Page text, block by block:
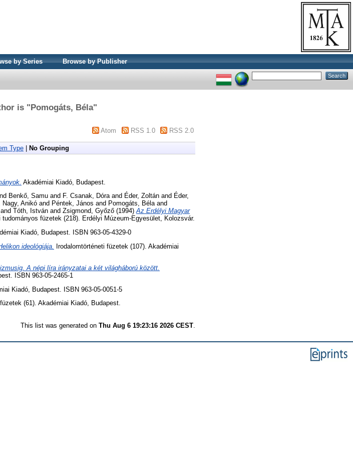
by Series Browse by Publisher
is "Pomogáts, Béla"
Atom RSS 1.0 RSS 2.0
Type No Grouping
Akadémiai Kiadó, Budapest.
Benkő, Samu and F. Csanak, Dóraand Éder, Zoltán and Éder,
Nagy, Anikó and Péntek, János and Pomogáts, Bélaand
Tóth, István and Zsigmond, Győző (1994)Az Erdélyi Magyar
tudományos füzetek (218). Erdélyi Múzeum-Egyesület, Kolozsvár.
Kiadó, Budapest. ISBN 963-05-4329-0
ideológiája.
Irodalomtörténeti füzetek (107). Akadémiai
A népi líra irányzatai a két világháború között.
ISBN 963-05-2465-1
Kiadó, Budapest. ISBN 963-05-0051-5
(61). Akadémiai Kiadó, Budapest.
This list was generated on Thu Aug 6 19:23:16 2026 CEST.